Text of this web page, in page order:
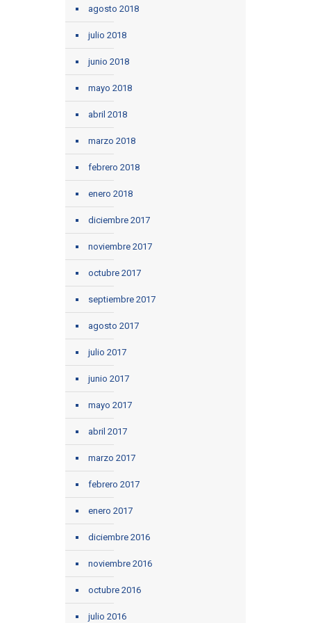
agosto 2018
julio 2018
junio 2018
mayo 2018
abril 2018
marzo 2018
febrero 2018
enero 2018
diciembre 2017
noviembre 2017
octubre 2017
septiembre 2017
agosto 2017
julio 2017
junio 2017
mayo 2017
abril 2017
marzo 2017
febrero 2017
enero 2017
diciembre 2016
noviembre 2016
octubre 2016
julio 2016